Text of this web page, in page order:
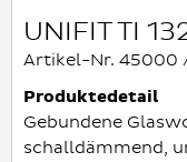
UNIFIT TI
Artikel-Nr. 45000
Produktedetail
Gebundene
schalldämmend,